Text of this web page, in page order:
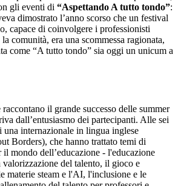
gli eventi di “Aspettando A tutto tondo”:
dimostrato l’anno scorso che un festival
capace di coinvolgere i professionisti
comunità, era una scommessa ragionata,
come “A tutto tondo” sia oggi un unicum a
il grande successo delle summer
dall’entusiasmo dei partecipanti. Alle sei
una internazionale in lingua inglese
Borders), che hanno trattato temi di
il mondo dell’educazione - l'educazione
valorizzazione del talento, il gioco e
materie steam e l'AI, l'inclusione e le